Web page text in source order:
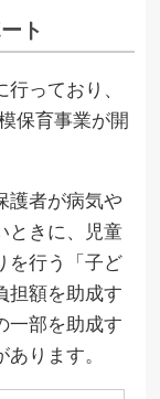
ト
っており、
保育事業が開
護者が病気や
ときに、児童
を行う「子ど
担額を助成す
一部を助成す
ります。